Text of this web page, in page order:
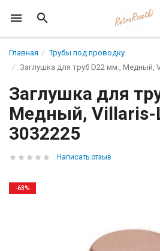
Главная
Трубы под проводку
Заглушка для труб D22 мм., Медный,
Заглушка для
Медный, Villaris-
3032225
Написать отзыв
-63%